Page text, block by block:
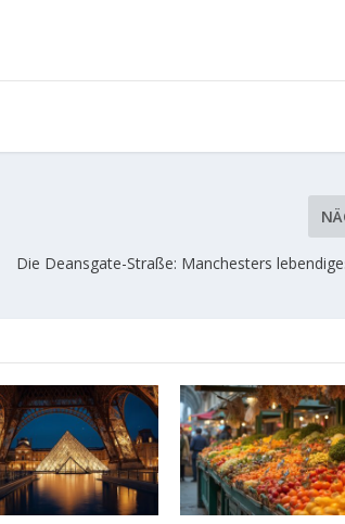
Die Deansgate-Straße: Manchesters